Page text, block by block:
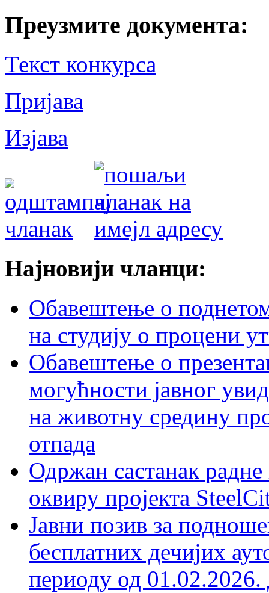
Преузмите документа:
Текст конкурса
Пријава
Изјава
Најновији чланци:
Обавештење о поднетом
на студију о процени
Обавештење о
могућности јавног
на животну средину
отпада
Одржан састанак
оквиру пројекта
Јавни позив за
бесплатних дечијих
периоду од